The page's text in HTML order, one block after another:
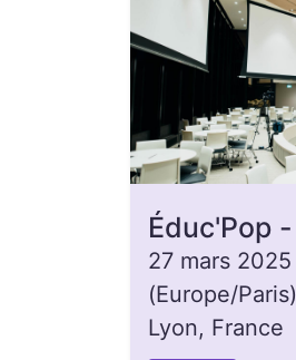
27 mars 2025
(Europe/Paris)
Lyon, France